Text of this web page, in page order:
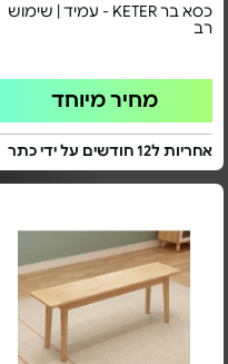
כסא בר KETER - עמיד | שימוש
רב
מחיר מיוחד
אחריות ל12 חודשים על ידי כתר